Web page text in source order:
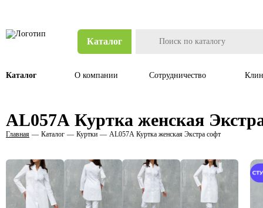
Каталог
Каталог О компании Сотрудничество
AL057А Куртка женская
Главная Каталог Куртки AL057А Куртка женская Экстра софт